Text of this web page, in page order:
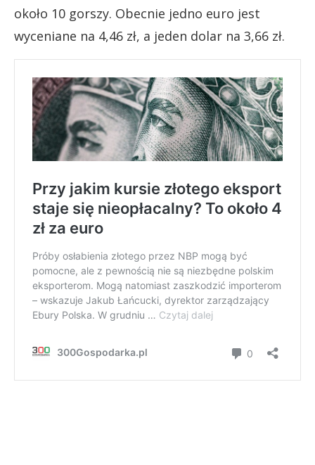
około 10 gorszy. Obecnie jedno euro jest
wyceniane na 4,46 zł, a jeden dolar na 3,66 zł.